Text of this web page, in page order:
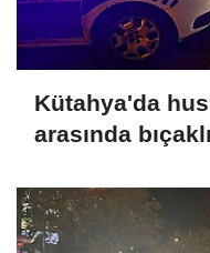
Kütahya'da
arasında